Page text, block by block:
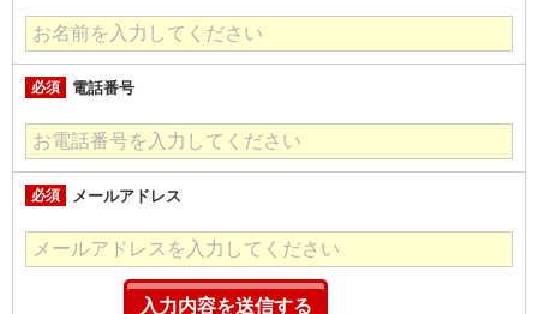
必須 電話番号
必須 メールアドレス